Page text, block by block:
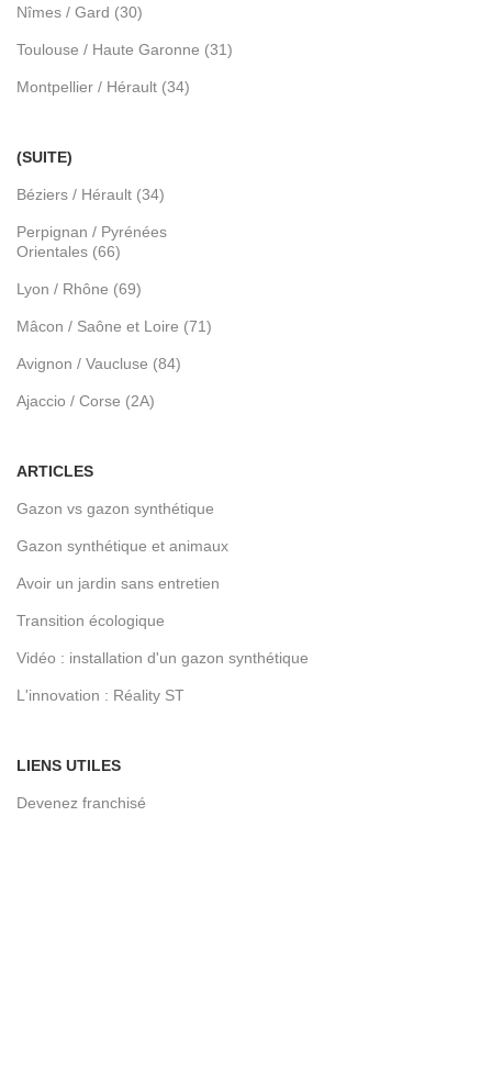
Nîmes / Gard (30)
Toulouse / Haute Garonne (31)
Montpellier / Hérault (34)
(SUITE)
Béziers / Hérault (34)
Perpignan / Pyrénées
Orientales (66)
Lyon / Rhône (69)
Mâcon / Saône et Loire (71)
Avignon / Vaucluse (84)
Ajaccio / Corse (2A)
ARTICLES
Gazon vs gazon synthétique
Gazon synthétique et animaux
Avoir un jardin sans entretien
Transition écologique
Vidéo : installation d'un gazon synthétique
L'innovation : Réality ST
LIENS UTILES
Devenez franchisé